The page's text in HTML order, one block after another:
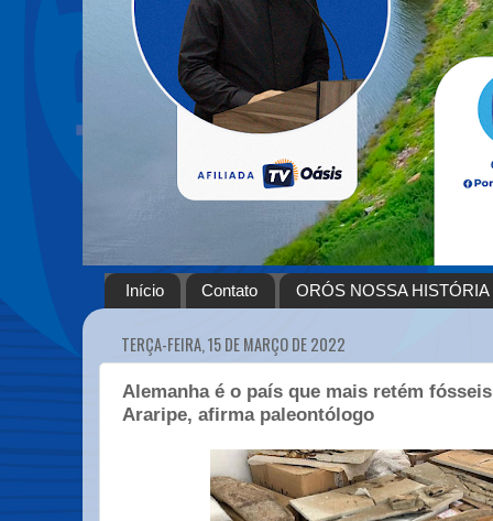
Início Contato ORÓS NOSSA HISTÓRIA
TERÇA-FEIRA, 15 DE MARÇO DE 2022
Alemanha é o país que mais retém
Araripe, afirma paleontólogo